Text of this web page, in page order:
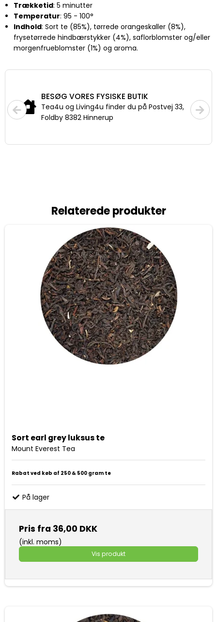
Trækketid: 5 minutter
Temperatur: 95 - 100°
Indhold: Sort te (85%), tørrede orangeskaller (8%),
frysetørrede hindbærstykker (4%), saflorblomster og/eller
morgenfrueblomster (1%) og aroma.
FRAGT
Priser fra 29,-
Fri fragt fra 399,- til pakkeshop
Relaterede produkter
Sort earl grey luksus te
Mount Everest Tea
Rabat ved køb af 250 & 500 gram te
På lager
Pris fra 36,00 DKK
(inkl. moms)
Vis produkt